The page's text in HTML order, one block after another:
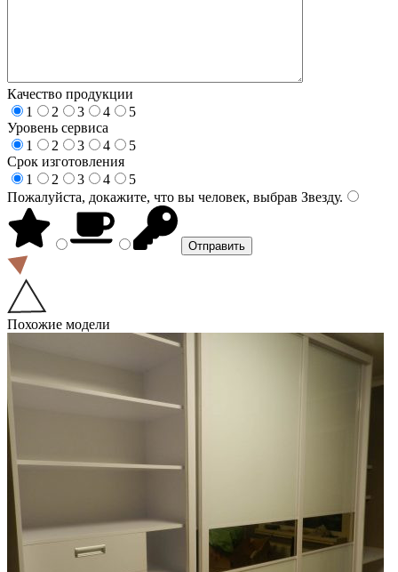
Качество продукции
1
2 3 4
5
Уровень сервиса
1
2 3 4
5
Срок изготовления
1
2 3 4
5
Пожалуйста, докажите, что вы человек, выбрав Звезду.
Похожие модели